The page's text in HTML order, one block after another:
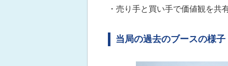
・売り手と買い手で価値観を共
当局の過去のブースの様子